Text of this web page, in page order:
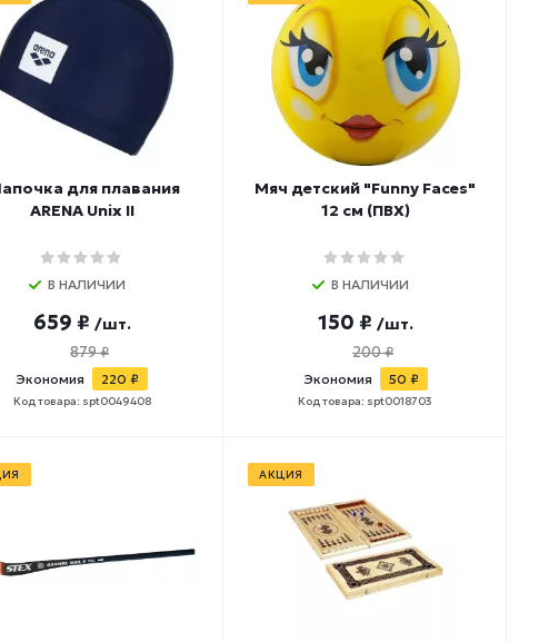
для плавания
ARENA Unix II
В НАЛИЧИИ
659 ₽ /шт.
879 ₽
Экономия 220 ₽
Код товара: spt0049408
Мяч детский "Funny Faces"
12 см (ПВХ)
В НАЛИЧИИ
150 ₽ /шт.
200 ₽
Экономия 50 ₽
Код товара: spt0018703
АКЦИЯ